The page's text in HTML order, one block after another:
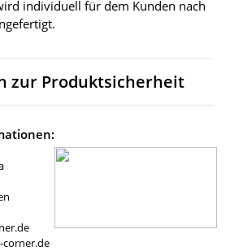
individuell für dem Kunden nach
zur Produktsicherheit